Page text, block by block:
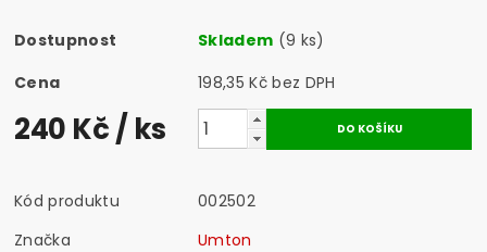
Dostupnost Skladem (9 ks)
Cena
198,35 Kč bez DPH
240 Kč/ ks
Kód produktu
002502
Značka
Umton